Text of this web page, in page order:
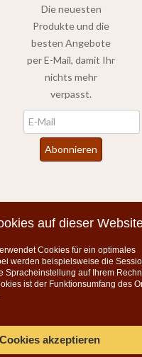
Die neuesten
Produkte und die
besten Angebote
per E-Mail, damit Ihr
nichts mehr
verpasst.
Abonnieren
Instagram
auf dieser
Cookies für ein optimales
werden beispielsweise die
Spracheinstellung auf Ihrem
ist der Funktionsumfang des
Cookies akzeptieren